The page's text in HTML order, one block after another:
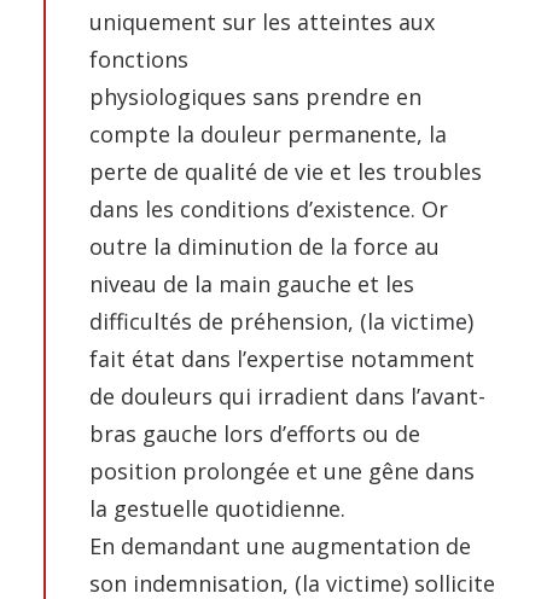
uniquement sur les atteintes aux
fonctions
physiologiques sans prendre en
compte la douleur permanente, la
perte de qualité de vie et les troubles
dans les conditions d’existence. Or
outre la diminution de la force au
niveau de la main gauche et les
difficultés de préhension, (la victime)
fait état dans l’expertise notamment
de douleurs qui irradient dans l’avant-
bras gauche lors d’efforts ou de
position prolongée et une gêne dans
la gestuelle quotidienne.
En demandant une augmentation de
son indemnisation, (la victime) sollicite